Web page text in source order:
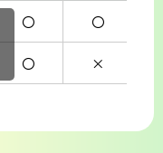
〇 〇
〇 ×